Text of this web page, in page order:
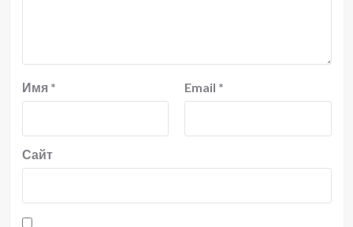
Имя * Email *
Сайт